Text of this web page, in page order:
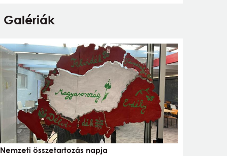
Galériák
Nemzeti összetartozás napja